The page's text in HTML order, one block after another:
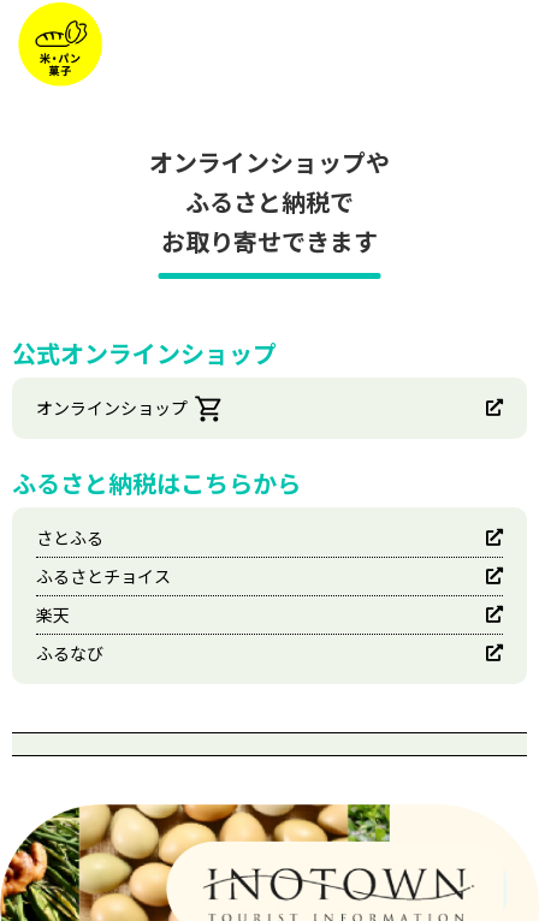
オンラインショップや
ふるさと納税で
お取り寄せできます
公式オンラインショップ
オンラインショップ
ふるさと納税はこちらから
さとふる
ふるさとチョイス
楽天
ふるなび